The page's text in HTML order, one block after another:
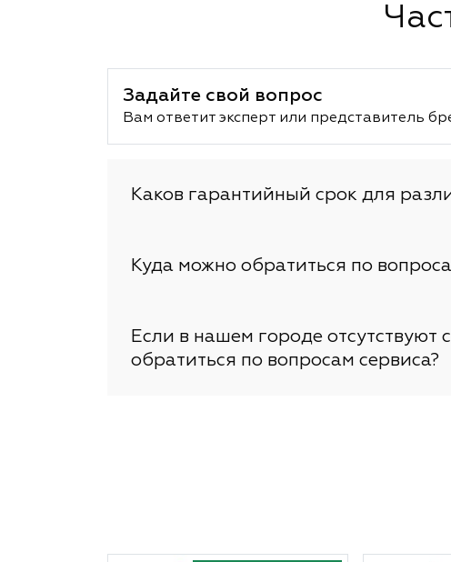
Задайте свой вопрос
Вам ответит эксперт или представитель
Каков гарантийный срок для
Куда можно обратиться по
Если в нашем городе
обратиться по вопросам сервиса?